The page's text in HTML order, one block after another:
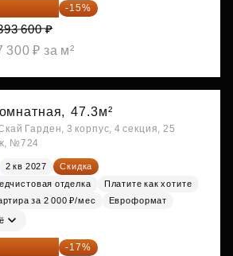
584 560 ₽ -15%
600 ₽
300 ₽ за м²
47.3м²
Гарден, 3 корпус, 4 секция, 25
№724
2 кв 2027
Скидка
отделка
Платите как хотите
за 2 000 ₽/мес
Евроформат
612 080 ₽ -17%